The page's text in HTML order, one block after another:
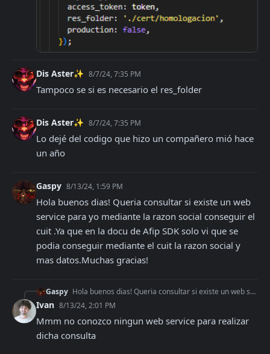
Dis Aster✨ 8/7/24, 7:35 PM
Tampoco se si es necesario el res_folder
Dis Aster✨ 8/7/24, 7:35 PM
Lo dejé del codigo que hizo un compañero mió hace
un año
Gaspy 8/13/24, 1:59 PM
Hola buenos dias! Queria consultar si existe un web
service para yo mediante la razon social conseguir el
cuit .Ya que en la docu de Afip SDK solo vi que se
podia conseguir mediante el cuit la razon social y
mas datos.Muchas gracias!
Gaspy Hola buenos dias! Queria consultar si existe un web service para yo mediante la razon social conseguir el cuit .Ya que en la docu de Afip SDK solo vi que se pod
Ivan 8/13/24, 2:01 PM
Mmm no conozco ningun web service para realizar
dicha consulta